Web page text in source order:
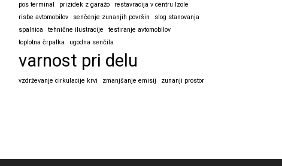
pos terminal
prizidek z garažo
restavracija v centru Izole
risbe avtomobilov
senčenje zunanjih površin
slog stanovanja
spalnica
tehnične ilustracije
testiranje avtomobilov
toplotna črpalka
ugodna senčila
varnost pri delu
vzdrževanje cirkulacije krvi zmanjšanje emisij zunanji prostor